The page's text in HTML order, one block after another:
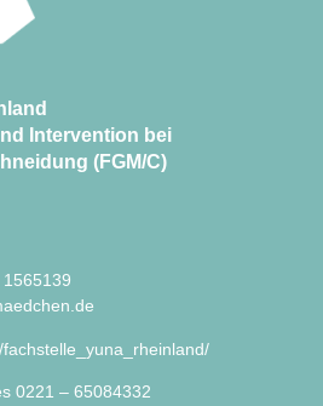
Intervention bei
(FGM/C)
0221 – 65084332